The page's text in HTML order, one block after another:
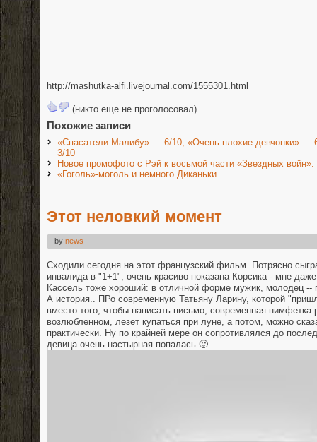
http://mashutka-alfi.livejournal.com/1555301.html
(никто еще не проголосовал)
Похожие записи
«Спасатели Малибу» — 6/10, «Очень плохие девчонки»
3/10
Новое промофото с Рэй к восьмой части «Звездных войн».
«Гоголь»-моголь и немного Диканьки
Этот неловкий момент
by news
Сходили сегодня на этот французский фильм. Потрясно
инвалида в "1+1", очень красиво показана Корсика - мне
Кассель тоже хороший: в отличной форме мужик, молодец --
А история.. ПРо современную Татьяну Ларину, которой
вместо того, чтобы написать письмо, современная нимфетка
возлюбленном, лезет купаться при луне, а потом, можно
практически. Ну по крайней мере он сопротивлялся до
девица очень настырная попалась 🙂